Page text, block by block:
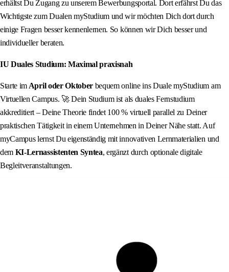
erhältst Du Zugang zu unserem Bewerbungsportal. Dort erfährst Du das
Wichtigste zum Dualen myStudium und wir möchten Dich dort durch
einige Fragen besser kennenlernen. So können wir Dich besser und
individueller beraten.
IU Duales Studium: Maximal praxisnah
Starte im April oder Oktober bequem online ins Duale myStudium am
Virtuellen Campus. 🚀 Dein Studium ist als duales Fernstudium
akkreditiert – Deine Theorie findet 100 % virtuell parallel zu Deiner
praktischen Tätigkeit in einem Unternehmen in Deiner Nähe statt. Auf
myCampus lernst Du eigenständig mit innovativen Lernmaterialien und
dem KI‑Lernassistenten Syntea, ergänzt durch optionale digitale
Begleitveranstaltungen.